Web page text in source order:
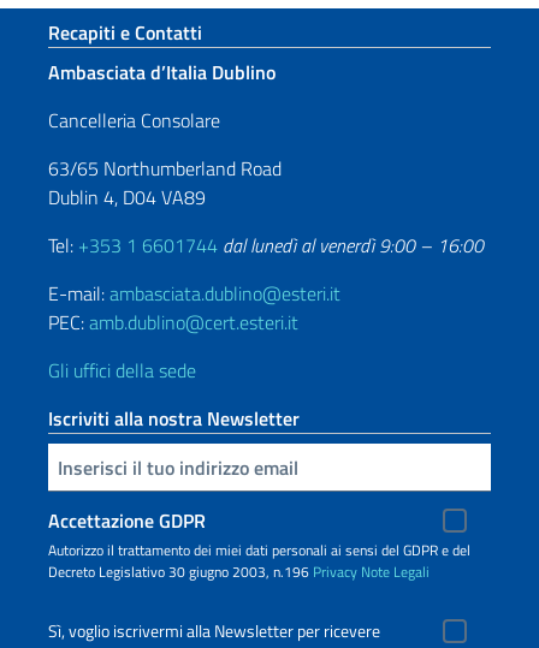
Sezione footer
Recapiti e Contatti
Ambasciata d’Italia Dublino
Cancelleria Consolare
63/65 Northumberland Road
Dublin 4, D04 VA89
Tel: +353 1 6601744 dal lunedì al venerdì 9:00 – 16:00
E-mail:ambasciata.dublino@esteri.it
PEC:amb.dublino@cert.esteri.it
Gli uffici della sede
Iscriviti alla nostra Newsletter
Inserisci la tua email
Accettazione GDPR
Autorizzo il trattamento dei miei dati personali ai sensi del GDPR e del
Decreto Legislativo 30 giugno 2003, n.196 Privacy Note Legali
Sì, voglio iscrivermi alla Newsletter per ricevere